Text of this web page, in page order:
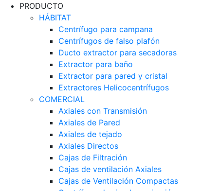
PRODUCTO
HÁBITAT
Centrífugo para campana
Centrífugos de falso plafón
Ducto extractor para secadoras
Extractor para baño
Extractor para pared y cristal
Extractores Helicocentrífugos
COMERCIAL
Axiales con Transmisión
Axiales de Pared
Axiales de tejado
Axiales Directos
Cajas de Filtración
Cajas de ventilación Axiales
Cajas de Ventilación Compactas